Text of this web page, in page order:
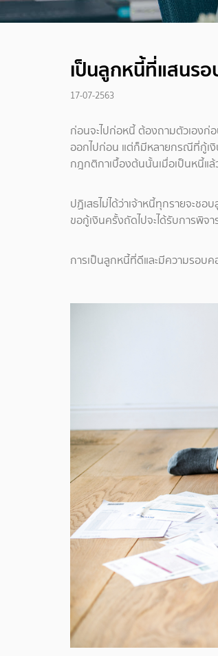
เป็นลูกหนี้ที่แสนร
17-07-2563
ก่อนจะไปก่อหนี้ ต้องถามตัวเองก่
ออกไปก่อน แต่ก็มีหลายกรณีที่กู้เงิ
กฎกติกาเบื้องต้นนั้นเมื่อเป็นหนี้แ
ปฏิเสธไม่ได้ว่าเจ้าหนี้ทุกรายจะช
ขอกู้เงินครั้งถัดไปจะได้รับการพิจ
การเป็นลูกหนี้ที่ดีและมีความรอบ